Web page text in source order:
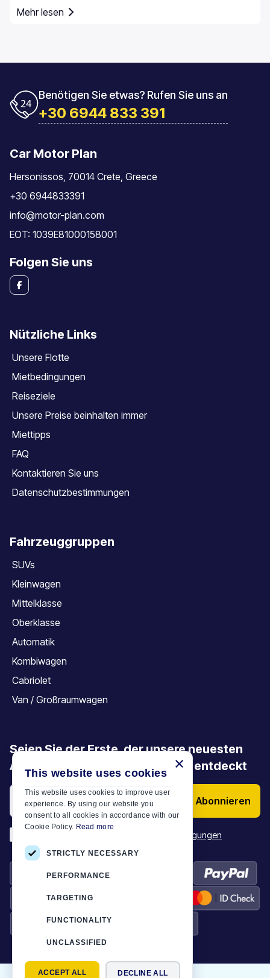
Geschwindigkeitsüberwachung und die Pflichten der
Mehr lesen
Benötigen Sie etwas? Rufen Sie uns an
+30 6944 833 391
Car Motor Plan
Hersonissos, 70014 Crete, Greece
+30 6944833391
info@motor-plan.com
EOT: 1039E81000158001
Folgen Sie uns
Nützliche Links
Unsere Flotte
Mietbedingungen
Reiseziele
Unsere Preise beinhalten immer
Miettipps
FAQ
Kontaktieren Sie uns
Datenschutzbestimmungen
Fahrzeuggruppen
SUVs
Kleinwagen
Mittelklasse
Oberklasse
Automatik
Kombiwagen
Cabriolet
Van / Großraumwagen
Seien Sie der Erste, der unsere neuesten
Angebote, Aktionen und Artikel entdeckt
Abonnieren
Allgemeinen Geschäftsbedingungen
×
This website uses cookies
This website uses cookies to improve user
experience. By using our website you
consent to all cookies in accordance with our
Cookie Policy. Read more
STRICTLY NECESSARY
PERFORMANCE
TARGETING
FUNCTIONALITY
UNCLASSIFIED
ACCEPT ALL DECLINE ALL